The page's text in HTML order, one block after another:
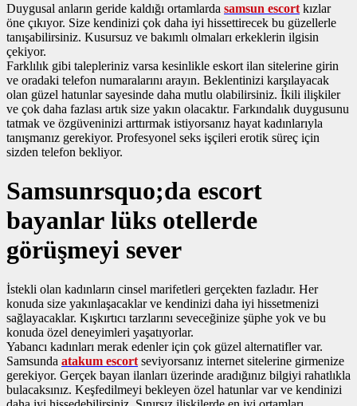
Duygusal anların geride kaldığı ortamlarda samsun escort kızlar
öne çıkıyor. Size kendinizi çok daha iyi hissettirecek bu güzellerle
tanışabilirsiniz. Kusursuz ve bakımlı olmaları erkeklerin ilgisin
çekiyor.
Farklılık gibi talepleriniz varsa kesinlikle eskort ilan sitelerine girin
ve oradaki telefon numaralarını arayın. Beklentinizi karşılayacak
olan güzel hatunlar sayesinde daha mutlu olabilirsiniz. İkili ilişkiler
ve çok daha fazlası artık size yakın olacaktır. Farkındalık duygusunu
tatmak ve özgüveninizi arttırmak istiyorsanız hayat kadınlarıyla
tanışmanız gerekiyor. Profesyonel seks işçileri erotik süreç için
sizden telefon bekliyor.
Samsunrsquo;da escort
bayanlar lüks otellerde
görüşmeyi sever
İstekli olan kadınların cinsel marifetleri gerçekten fazladır. Her
konuda size yakınlaşacaklar ve kendinizi daha iyi hissetmenizi
sağlayacaklar. Kışkırtıcı tarzlarını seveceğinize şüphe yok ve bu
konuda özel deneyimleri yaşatıyorlar.
Yabancı kadınları merak edenler için çok güzel alternatifler var.
Samsunda atakum escort seviyorsanız internet sitelerine girmenize
gerekiyor. Gerçek bayan ilanları üzerinde aradığınız bilgiyi rahatlıkla
bulacaksınız. Keşfedilmeyi bekleyen özel hatunlar var ve kendinizi